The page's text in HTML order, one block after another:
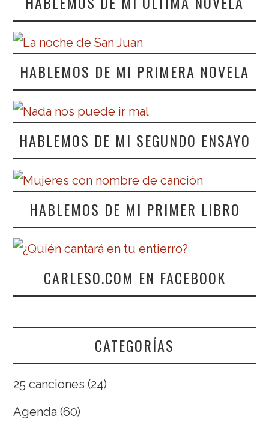
HABLEMOS DE MI PRIMERA NOVELA
HABLEMOS DE MI SEGUNDO ENSAYO
HABLEMOS DE MI PRIMER LIBRO
CARLESO.COM EN FACEBOOK
CATEGORÍAS
25 canciones (24)
Agenda (60)